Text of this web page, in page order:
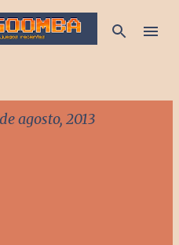
principal
agosto, 2013